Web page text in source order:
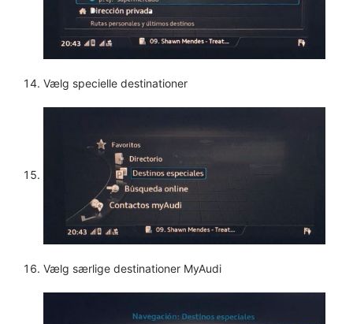
Vælg specielle destinationer
Vælg særlige destinationer MyAudi